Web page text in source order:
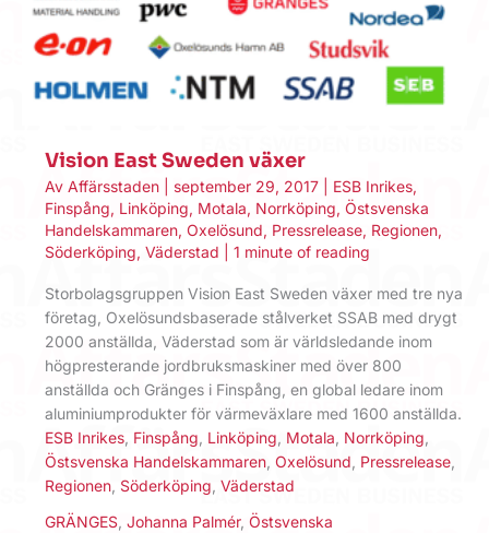
Vision East Sweden växer
Av Affärsstaden september 29, 2017 ESB Inrikes,
Finspång, Linköping, Motala, Norrköping, Östsvenska
Handelskammaren, Oxelösund, Pressrelease, Regionen,
Söderköping, Väderstad 1 minute of reading
Storbolagsgruppen Vision East Sweden växer med tre nya
företag, Oxelösundsbaserade stålverket SSAB med drygt
2000 anställda, Väderstad som är världsledande inom
högpresterande jordbruksmaskiner med över 800
anställda och Gränges i Finspång, en global ledare inom
aluminiumprodukter för värmeväxlare med 1600 anställda.
ESB Inrikes Finspång Linköping Motala Norrköping
Östsvenska Handelskammaren Oxelösund Pressrelease
Regionen Söderköping Väderstad
GRÄNGES Johanna Palmér, Östsvenska